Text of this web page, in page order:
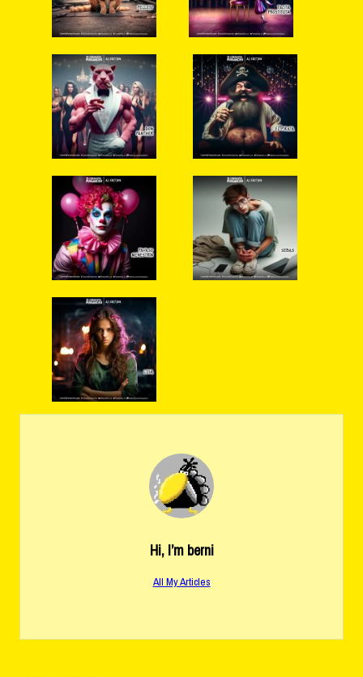
Hi, I’m berni
All My Articles